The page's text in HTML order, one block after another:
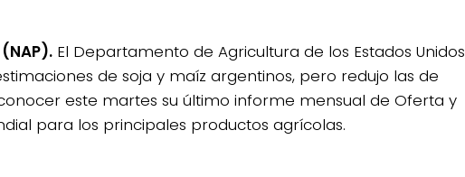
(NAP). El Departamento de Agricultura de los Estados Unidos
de soja y maíz argentinos, pero redujo las de
este martes su último informe mensual de Oferta y
para los principales productos agrícolas.